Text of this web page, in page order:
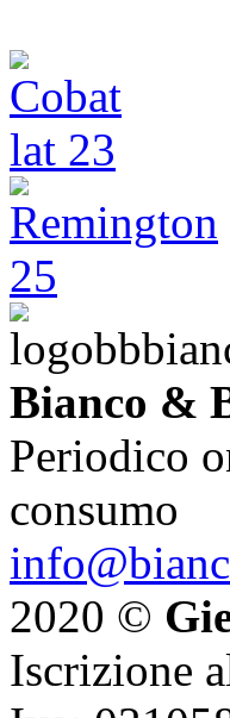
Bianco &
Periodico
consumo
2020 ©
Iscrizione